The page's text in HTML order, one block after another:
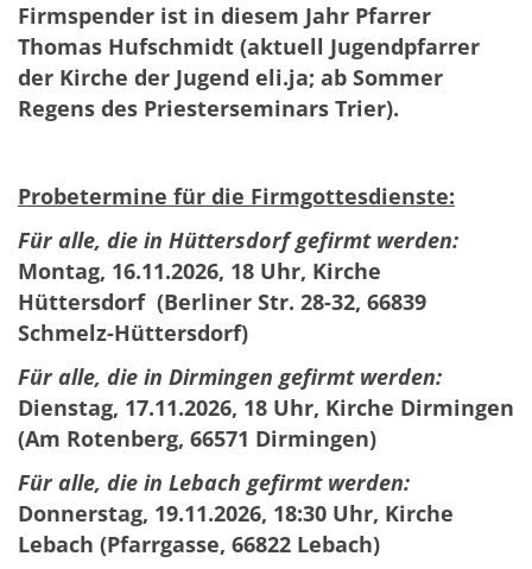
Firmspender ist in diesem Jahr Pfarrer
Thomas Hufschmidt (aktuell Jugendpfarrer
der Kirche der Jugend eli.ja; ab Sommer
Regens des Priesterseminars Trier).
Probetermine für die Firmgottesdienste:
Für alle, die in Hüttersdorf gefirmt werden:
Montag, 16.11.2026, 18 Uhr, Kirche
Hüttersdorf (Berliner Str. 28-32, 66839
Schmelz-Hüttersdorf)
Für alle, die in Dirmingen gefirmt werden:
Dienstag, 17.11.2026, 18 Uhr, Kirche Dirmingen
(Am Rotenberg, 66571 Dirmingen)
Für alle, die in Lebach gefirmt werden:
Donnerstag, 19.11.2026, 18:30 Uhr, Kirche
Lebach (Pfarrgasse, 66822 Lebach)